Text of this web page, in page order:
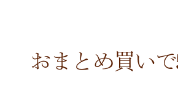
おまとめ買い